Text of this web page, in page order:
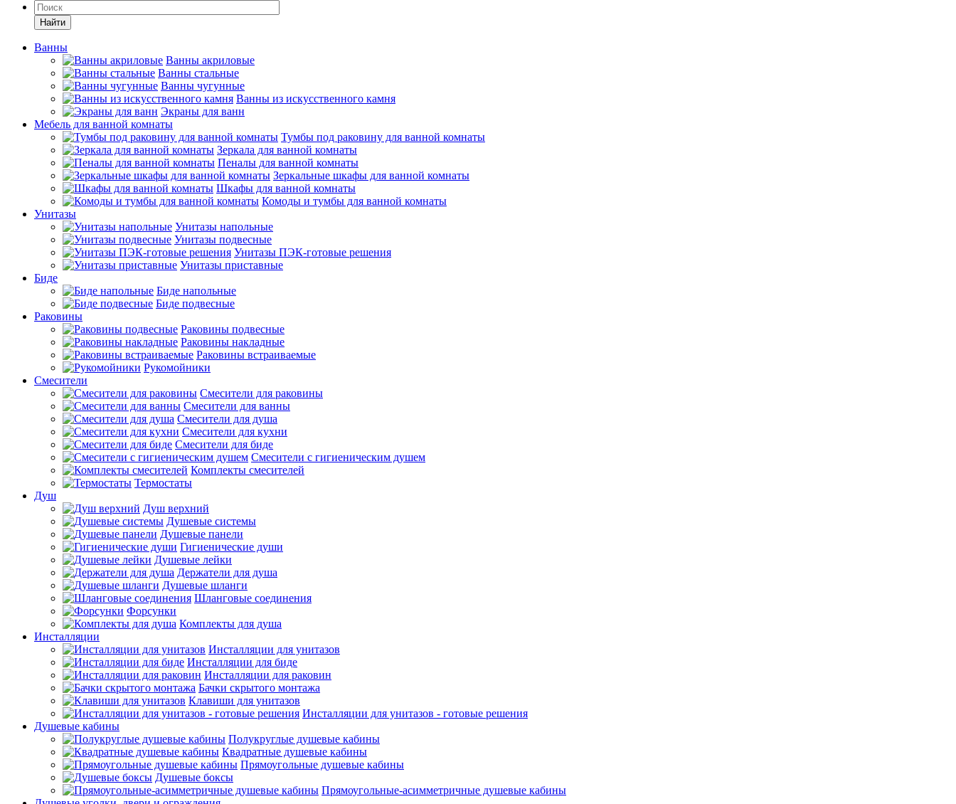
Найти
Ванны
Ванны акриловые
Ванны стальные
Ванны чугунные
Ванны из искусственного камня
Экраны для ванн
Мебель для ванной комнаты
Тумбы под раковину для ванной комнаты
Зеркала для ванной комнаты
Пеналы для ванной комнаты
Зеркальные шкафы для ванной комнаты
Шкафы для ванной комнаты
Комоды и тумбы для ванной комнаты
Унитазы
Унитазы напольные
Унитазы подвесные
Унитазы ПЭК-готовые решения
Унитазы приставные
Биде
Биде напольные
Биде подвесные
Раковины
Раковины подвесные
Раковины накладные
Раковины встраиваемые
Рукомойники
Смесители
Смесители для раковины
Смесители для ванны
Смесители для душа
Смесители для кухни
Смесители для биде
Смесители с гигиеническим душем
Комплекты смесителей
Термостаты
Душ
Душ верхний
Душевые системы
Душевые панели
Гигиенические души
Душевые лейки
Держатели для душа
Душевые шланги
Шланговые соединения
Форсунки
Комплекты для душа
Инсталляции
Инсталляции для унитазов
Инсталляции для биде
Инсталляции для раковин
Бачки скрытого монтажа
Клавиши для унитазов
Инсталляции для унитазов - готовые решения
Душевые кабины
Полукруглые душевые кабины
Квадратные душевые кабины
Прямоугольные душевые кабины
Душевые боксы
Прямоугольные-асимметричные душевые кабины